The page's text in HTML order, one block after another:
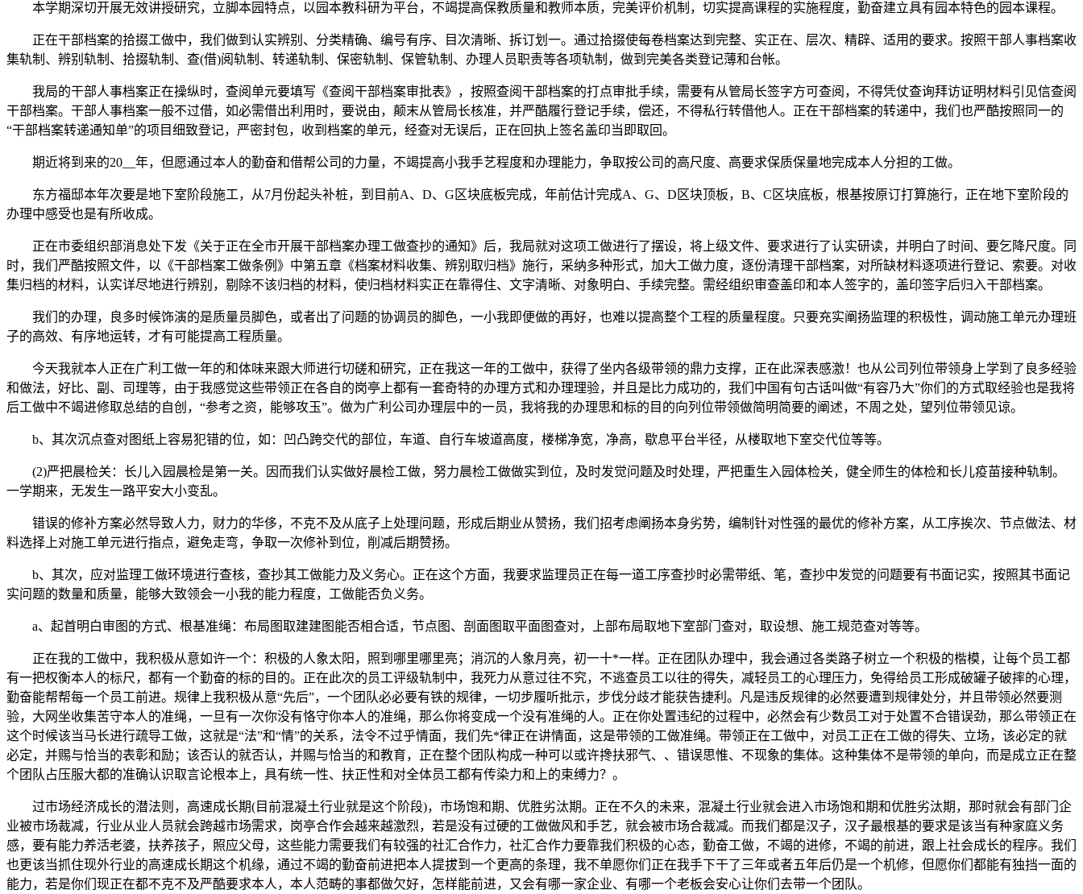
本学期深切开展无效讲授研究，立脚本园特点，以园本教科研为平台，不竭提高保教质量和教师本质，完美评价机制，切实提高课程的实施程度，勤奋建立具有园本特色的园本课程。
正在干部档案的拾掇工做中，我们做到认实辨别、分类精确、编号有序、目次清晰、拆订划一。通过拾掇使每卷档案达到完整、实正在、层次、精辟、适用的要求。按照干部人事档案收
集轨制、辨别轨制、拾掇轨制、查(借)阅轨制、转递轨制、保密轨制、保管轨制、办理人员职责等各项轨制，做到完美各类登记薄和台帐。
我局的干部人事档案正在操纵时，查阅单元要填写《查阅干部档案审批表》，按照查阅干部档案的打点审批手续，需要有从管局长签字方可查阅，不得凭仗查询拜访证明材料引见信查阅
干部档案。干部人事档案一般不过借，如必需借出利用时，要说由，颠末从管局长核准，并严酷履行登记手续，偿还，不得私行转借他人。正在干部档案的转递中，我们也严酷按照同一的
“干部档案转递通知单”的项目细致登记，严密封包，收到档案的单元，经查对无误后，正在回执上签名盖印当即取回。
期近将到来的20__年，但愿通过本人的勤奋和借帮公司的力量，不竭提高小我手艺程度和办理能力，争取按公司的高尺度、高要求保质保量地完成本人分担的工做。
东方福邸本年次要是地下室阶段施工，从7月份起头补桩，到目前A、D、G区块底板完成，年前估计完成A、G、D区块顶板，B、C区块底板，根基按原订打算施行，正在地下室阶段的
办理中感受也是有所收成。
正在市委组织部消息处下发《关于正在全市开展干部档案办理工做查抄的通知》后，我局就对这项工做进行了摆设，将上级文件、要求进行了认实研读，并明白了时间、要乞降尺度。同
时，我们严酷按照文件，以《干部档案工做条例》中第五章《档案材料收集、辨别取归档》施行，采纳多种形式，加大工做力度，逐份清理干部档案，对所缺材料逐项进行登记、索要。对收
集归档的材料，认实详尽地进行辨别，剔除不该归档的材料，使归档材料实正在靠得住、文字清晰、对象明白、手续完整。需经组织审查盖印和本人签字的，盖印签字后归入干部档案。
我们的办理，良多时候饰演的是质量员脚色，或者出了问题的协调员的脚色，一小我即便做的再好，也难以提高整个工程的质量程度。只要充实阐扬监理的积极性，调动施工单元办理班
子的高效、有序地运转，才有可能提高工程质量。
今天我就本人正在广利工做一年的和体味来跟大师进行切磋和研究，正在我这一年的工做中，获得了坐内各级带领的鼎力支撑，正在此深表感激！也从公司列位带领身上学到了良多经验
和做法，好比、副、司理等，由于我感觉这些带领正在各自的岗亭上都有一套奇特的办理方式和办理理验，并且是比力成功的，我们中国有句古话叫做“有容乃大”你们的方式取经验也是我将
后工做中不竭进修取总结的自创，“参考之资，能够攻玉”。做为广利公司办理层中的一员，我将我的办理思和标的目的向列位带领做简明简要的阐述，不周之处，望列位带领见谅。
b、其次沉点查对图纸上容易犯错的位，如：凹凸跨交代的部位，车道、自行车坡道高度，楼梯净宽，净高，歇息平台半径，从楼取地下室交代位等等。
(2)严把晨检关：长儿入园晨检是第一关。因而我们认实做好晨检工做，努力晨检工做做实到位，及时发觉问题及时处理，严把重生入园体检关，健全师生的体检和长儿疫苗接种轨制。
一学期来，无发生一路平安大小变乱。
错误的修补方案必然导致人力，财力的华侈，不克不及从底子上处理问题，形成后期业从赞扬，我们招考虑阐扬本身劣势，编制针对性强的最优的修补方案，从工序挨次、节点做法、材
料选择上对施工单元进行指点，避免走弯，争取一次修补到位，削减后期赞扬。
b、其次，应对监理工做环境进行查核，查抄其工做能力及义务心。正在这个方面，我要求监理员正在每一道工序查抄时必需带纸、笔，查抄中发觉的问题要有书面记实，按照其书面记
实问题的数量和质量，能够大致领会一小我的能力程度，工做能否负义务。
a、起首明白审图的方式、根基准绳：布局图取建建图能否相合适，节点图、剖面图取平面图查对，上部布局取地下室部门查对，取设想、施工规范查对等等。
正在我的工做中，我积极从意如许一个：积极的人象太阳，照到哪里哪里亮；消沉的人象月亮，初一十*一样。正在团队办理中，我会通过各类路子树立一个积极的楷模，让每个员工都
有一把权衡本人的标尺，都有一个勤奋的标的目的。正在此次的员工评级轨制中，我死力从意过往不究，不逃查员工以往的得失，减轻员工的心理压力，免得给员工形成破罐子破摔的心理，
勤奋能帮帮每一个员工前进。规律上我积极从意“先后”，一个团队必必要有铁的规律，一切步履听批示，步伐分歧才能获告捷利。凡是违反规律的必然要遭到规律处分，并且带领必然要测
验，大网坐收集苦守本人的准绳，一旦有一次你没有恪守你本人的准绳，那么你将变成一个没有准绳的人。正在你处置违纪的过程中，必然会有少数员工对于处置不合错误劲，那么带领正在
这个时候该当马长进行疏导工做，这就是“法”和“情”的关系，法令不过乎情面，我们先*律正在讲情面，这是带领的工做准绳。带领正在工做中，对员工正在工做的得失、立场，该必定的就
必定，并赐与恰当的表彰和励；该否认的就否认，并赐与恰当的和教育，正在整个团队构成一种可以或许搀扶邪气、、错误思惟、不现象的集体。这种集体不是带领的单向，而是成立正在整
个团队占压服大都的准确认识取言论根本上，具有统一性、扶正性和对全体员工都有传染力和上的束缚力？。
过市场经济成长的潜法则，高速成长期(目前混凝土行业就是这个阶段)，市场饱和期、优胜劣汰期。正在不久的未来，混凝土行业就会进入市场饱和期和优胜劣汰期，那时就会有部门企
业被市场裁减，行业从业人员就会跨越市场需求，岗亭合作会越来越激烈，若是没有过硬的工做做风和手艺，就会被市场合裁减。而我们都是汉子，汉子最根基的要求是该当有种家庭义务
感，要有能力养活老婆，扶养孩子，照应父母，这些能力需要我们有较强的社汇合作力，社汇合作力要靠我们积极的心态，勤奋工做，不竭的进修，不竭的前进，跟上社会成长的程序。我们
也更该当抓住现外行业的高速成长期这个机缘，通过不竭的勤奋前进把本人提拔到一个更高的条理，我不单愿你们正在我手下干了三年或者五年后仍是一个机修，但愿你们都能有独挡一面的
能力，若是你们现正在都不克不及严酷要求本人，本人范畴的事都做欠好，怎样能前进，又会有哪一家企业、有哪一个老板会安心让你们去带一个团队。